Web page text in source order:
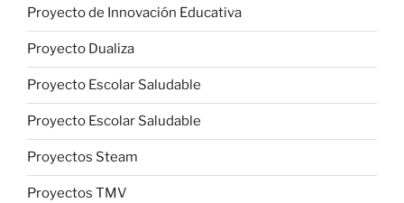
Proyecto de Innovación Educativa
Proyecto Dualiza
Proyecto Escolar Saludable
Proyecto Escolar Saludable
Proyectos Steam
Proyectos TMV